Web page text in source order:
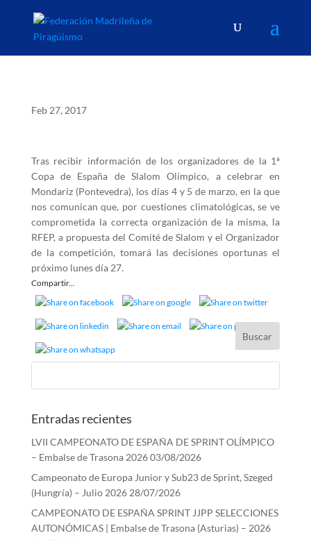
Feb 27, 2017
Tras recibir información de los organizadores de la 1ª
Copa de España de Slalom Olímpico, a celebrar en
Mondaríz (Pontevedra), los días 4 y 5 de marzo, en la que
nos comunican que, por cuestiones climatológicas, se ve
comprometida la correcta organización de la misma, la
RFEP, a propuesta del Comité de Slalom y el Organizador
de la competición, tomará las decisiones oportunas el
próximo lunes día 27.
Compartir...
Entradas recientes
LVII CAMPEONATO DE ESPAÑA DE SPRINT OLÍMPICO
– Embalse de Trasona 202603/08/2026
Campeonato de Europa Junior y Sub23 de Sprint, Szeged
(Hungría) – Julio 2026 28/07/2026
CAMPEONATO DE ESPAÑA SPRINT JJPP SELECCIONES
AUTONÓMICAS | Embalse de Trasona (Asturias) – 2026